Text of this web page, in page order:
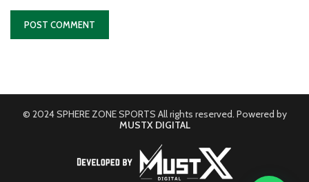
© 2024 SPHERE ZONE SPORTS All rights reserved. Powered by
MUSTX DIGITAL